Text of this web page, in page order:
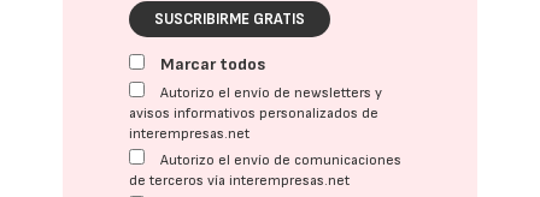
SUSCRIBIRME GRATIS
Marcar todos
Autorizo el envío de newsletters y
avisos informativos personalizados de
interempresas.net
Autorizo el envío de comunicaciones
de terceros vía interempresas.net